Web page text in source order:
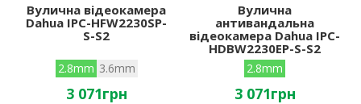
Вулична відеокамера
Dahua IPC-HFW2230SP-
S-S2
2.8mm 3.6mm
3 071грн
Вулична
антивандальна
відеокамера Dahua IPC-
HDBW2230EP-S-S2
2.8mm
3 071грн